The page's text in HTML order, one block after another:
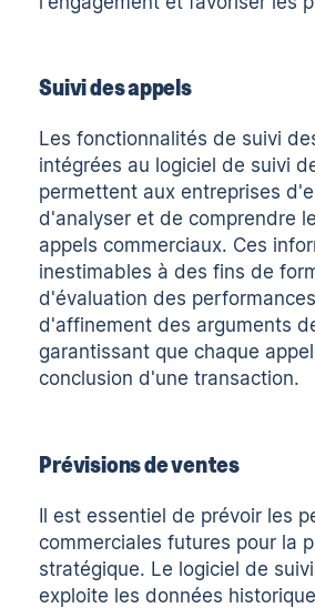
Suivi des appels
Les fonctionnalités de suivi
intégrées au logiciel de suivi
permettent aux entreprises
d'analyser et de comprendre
appels commerciaux. Ces
inestimables à des fins de
d'évaluation des
d'affinement des arguments
garantissant que chaque
conclusion d'une transaction.
Prévisions de ventes
Il est essentiel de prévoir les
commerciales futures pour la
stratégique. Le logiciel de
exploite les données